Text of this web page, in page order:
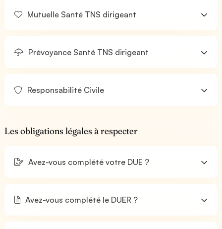
Mutuelle Santé TNS dirigeant
Prévoyance Santé TNS dirigeant
Responsabilité Civile
Les obligations légales à respecter
Avez-vous complété votre DUE ?
Avez-vous complété le DUER ?